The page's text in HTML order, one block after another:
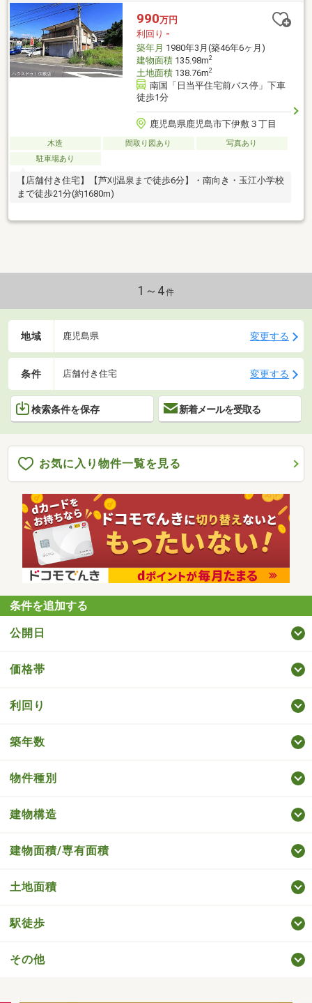
990万円
利回り -
築年月 1980年3月(築46年6ヶ月)
建物面積135.98m2
土地面積138.76m2
南国「日当平住宅前バス停」下車
徒歩1分
鹿児島県鹿児島市下伊敷３丁目
木造 間取り図あり
写真あり
駐車場あり
【店舗付き住宅】【芦刈温泉まで徒歩6分】・南向き・玉江小学校
まで徒歩21分(約1680m)
1～4件
地域 鹿児島県 変更する
条件 店舗付き住宅 変更する
検索条件を保存 新着メールを受取る
お気に入り物件一覧を見る
条件を追加する
公開日
価格帯
利回り
築年数
物件種別
建物構造
建物面積/専有面積
土地面積
駅徒歩
その他